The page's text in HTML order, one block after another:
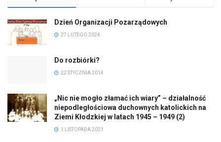
Dzień Organizacji Pozarządowych
27 LUTEGO 2024
Do rozbiórki?
22 STYCZNIA 2014
„Nic nie mogło złamać ich wiary” – działalność
niepodległościowa duchownych katolickich na
Ziemi Kłodzkiej w latach 1945 – 1949 (2)
1 LISTOPADA 2021